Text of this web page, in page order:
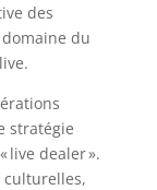
des
du
stratégie
live dealer ».
culturelles,